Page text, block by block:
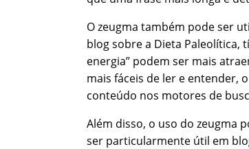
O zeugma também pode ser
blog sobre a Dieta Paleolítica,
energia” podem ser mais
mais fáceis de ler e entender,
conteúdo nos motores de
Além disso, o uso do zeugma
ser particularmente útil em